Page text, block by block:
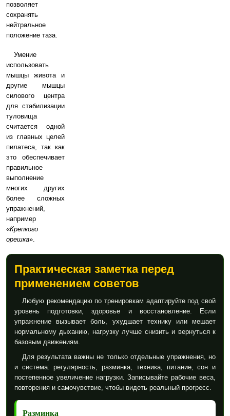
позволяет
сохранять
нейтральное
положение таза.
Умение
использовать
мышцы живота и
другие мышцы
силового центра
для стабилизации
туловища
считается одной
из главных целей
пилатеса, так как
это обеспечивает
правильное
выполнение
многих других
более сложных
упражнений,
например
«Крепкого
орешка».
Практическая заметка перед
применением советов
Любую рекомендацию по тренировкам адаптируйте под свой
уровень подготовки, здоровье и восстановление. Если
упражнение вызывает боль, ухудшает технику или мешает
нормальному дыханию, нагрузку лучше снизить и вернуться к
базовым движениям.
Для результата важны не только отдельные упражнения, но
и система: регулярность, разминка, техника, питание, сон и
постепенное увеличение нагрузки. Записывайте рабочие веса,
повторения и самочувствие, чтобы видеть реальный прогресс.
Разминка